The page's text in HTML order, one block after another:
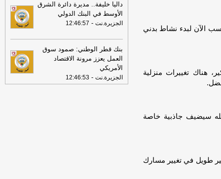
الآن لبدء نشاط بدني
هناك تغييرات منزلية
سيضيف جاذبية خاصة
طويل في تغيير مسارك
20:40
إحباط تهريب أكثر من 4255 حبة
كبتاجون مخدرة مع مسافر قادم من سوريا
18:46
سمو أمير البلاد يهنئ رئيس كوت
ديفوار بذكرى الاستقلال لبلاده
كويت نيوز
17:57
الذهب عند ذروة 7 أسابيع بفعل
ضعف بيانات الوظائف الأميركية-جريدة الراي
داليا خليفة.. مديرة دائرة الشرق
الأوسط في البنك الدولي
الجزيرة.نت -
12:46:57
بنك قطر الوطني: صمود سوق
العمل يعزز مرونة الاقتصاد
الأمريكي
الجزيرة.نت -
12:46:53